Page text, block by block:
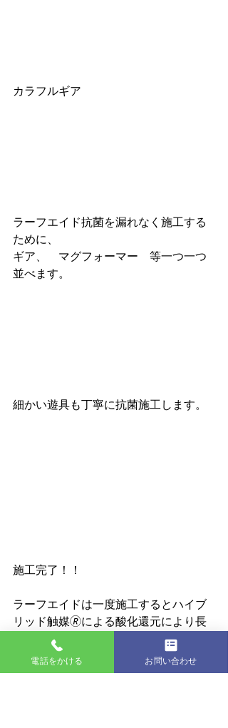
カラフルギア
ラーフエイド抗菌を漏れなく施工する
ために、
ギア、　マグフォーマー　等一つ一つ
並べます。
細かい遊具も丁寧に抗菌施工します。
施工完了！！
ラーフエイドは一度施工するとハイブ
リッド触媒🄬による酸化還元により長
期的に効果が持続します。
これで、「細菌」「ウィルス」等への
抵抗力をあそび場に付加出来まし
た！！
電話をかける お問い合わせ